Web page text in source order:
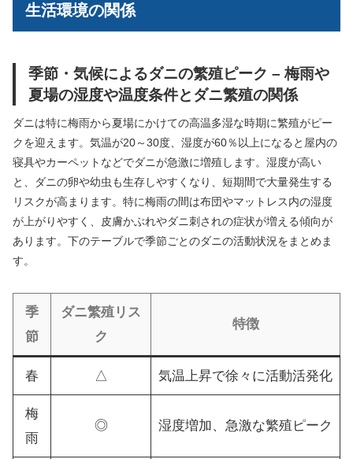
生活環境の関係
季節・気候によるダニの繁殖ピーク – 梅雨や
夏場の湿度や温度条件とダニ繁殖の関係
ダニは特に梅雨から夏場にかけての高温多湿な時期に繁殖がピー
クを迎えます。気温が20～30度、湿度が60％以上になると屋内の
寝具やカーペットなどでダニが急激に増殖します。湿度が高い
と、ダニの卵や幼虫も生存しやすくなり、短期間で大量発生する
リスクが高まります。特に梅雨の間は布団やマットレス内の湿度
が上がりやすく、皮膚かぶれやダニ刺されの症状が増える傾向が
あります。下のテーブルで季節ごとのダニの活動状況をまとめま
す。
季
節
ダニ繁殖リス
ク
特徴
春 △ 気温上昇で徐々に活動活発化
梅
雨
◎ 湿度増加、急激な繁殖ピーク